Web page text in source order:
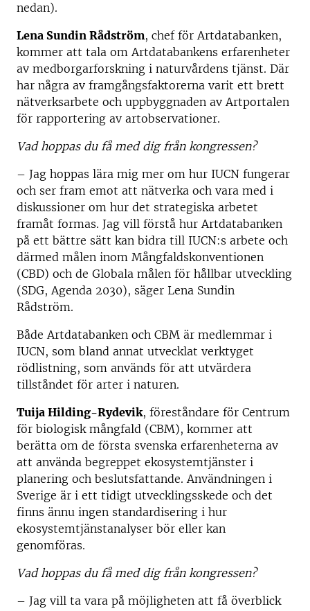
nedan).
Lena Sundin Rådström, chef för Artdatabanken,
kommer att tala om Artdatabankens erfarenheter
av medborgarforskning i naturvårdens tjänst. Där
har några av framgångsfaktorerna varit ett brett
nätverksarbete och uppbyggnaden av Artportalen
för rapportering av artobservationer.
Vad hoppas du få med dig från kongressen?
– Jag hoppas lära mig mer om hur IUCN fungerar
och ser fram emot att nätverka och vara med i
diskussioner om hur det strategiska arbetet
framåt formas. Jag vill förstå hur Artdatabanken
på ett bättre sätt kan bidra till IUCN:s arbete och
därmed målen inom Mångfaldskonventionen
(CBD) och de Globala målen för hållbar utveckling
(SDG, Agenda 2030), säger Lena Sundin
Rådström.
Både Artdatabanken och CBM är medlemmar i
IUCN, som bland annat utvecklat verktyget
rödlistning, som används för att utvärdera
tillståndet för arter i naturen.
Tuija Hilding-Rydevik, föreståndare för Centrum
för biologisk mångfald (CBM), kommer att
berätta om de första svenska erfarenheterna av
att använda begreppet ekosystemtjänster i
planering och beslutsfattande. Användningen i
Sverige är i ett tidigt utvecklingsskede och det
finns ännu ingen standardisering i hur
ekosystemtjänstanalyser bör eller kan
genomföras.
Vad hoppas du få med dig från kongressen?
– Jag vill ta vara på möjligheten att få överblick